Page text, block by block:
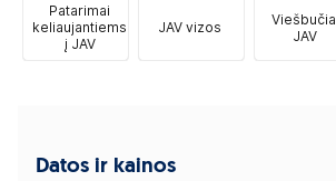
Patarimai
keliaujantiems
į JAV
JAV vizos
JAV
Datos ir kainos